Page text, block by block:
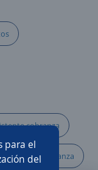
cobranza
y cobranza
para el
del